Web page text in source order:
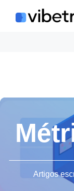
para
Artigos